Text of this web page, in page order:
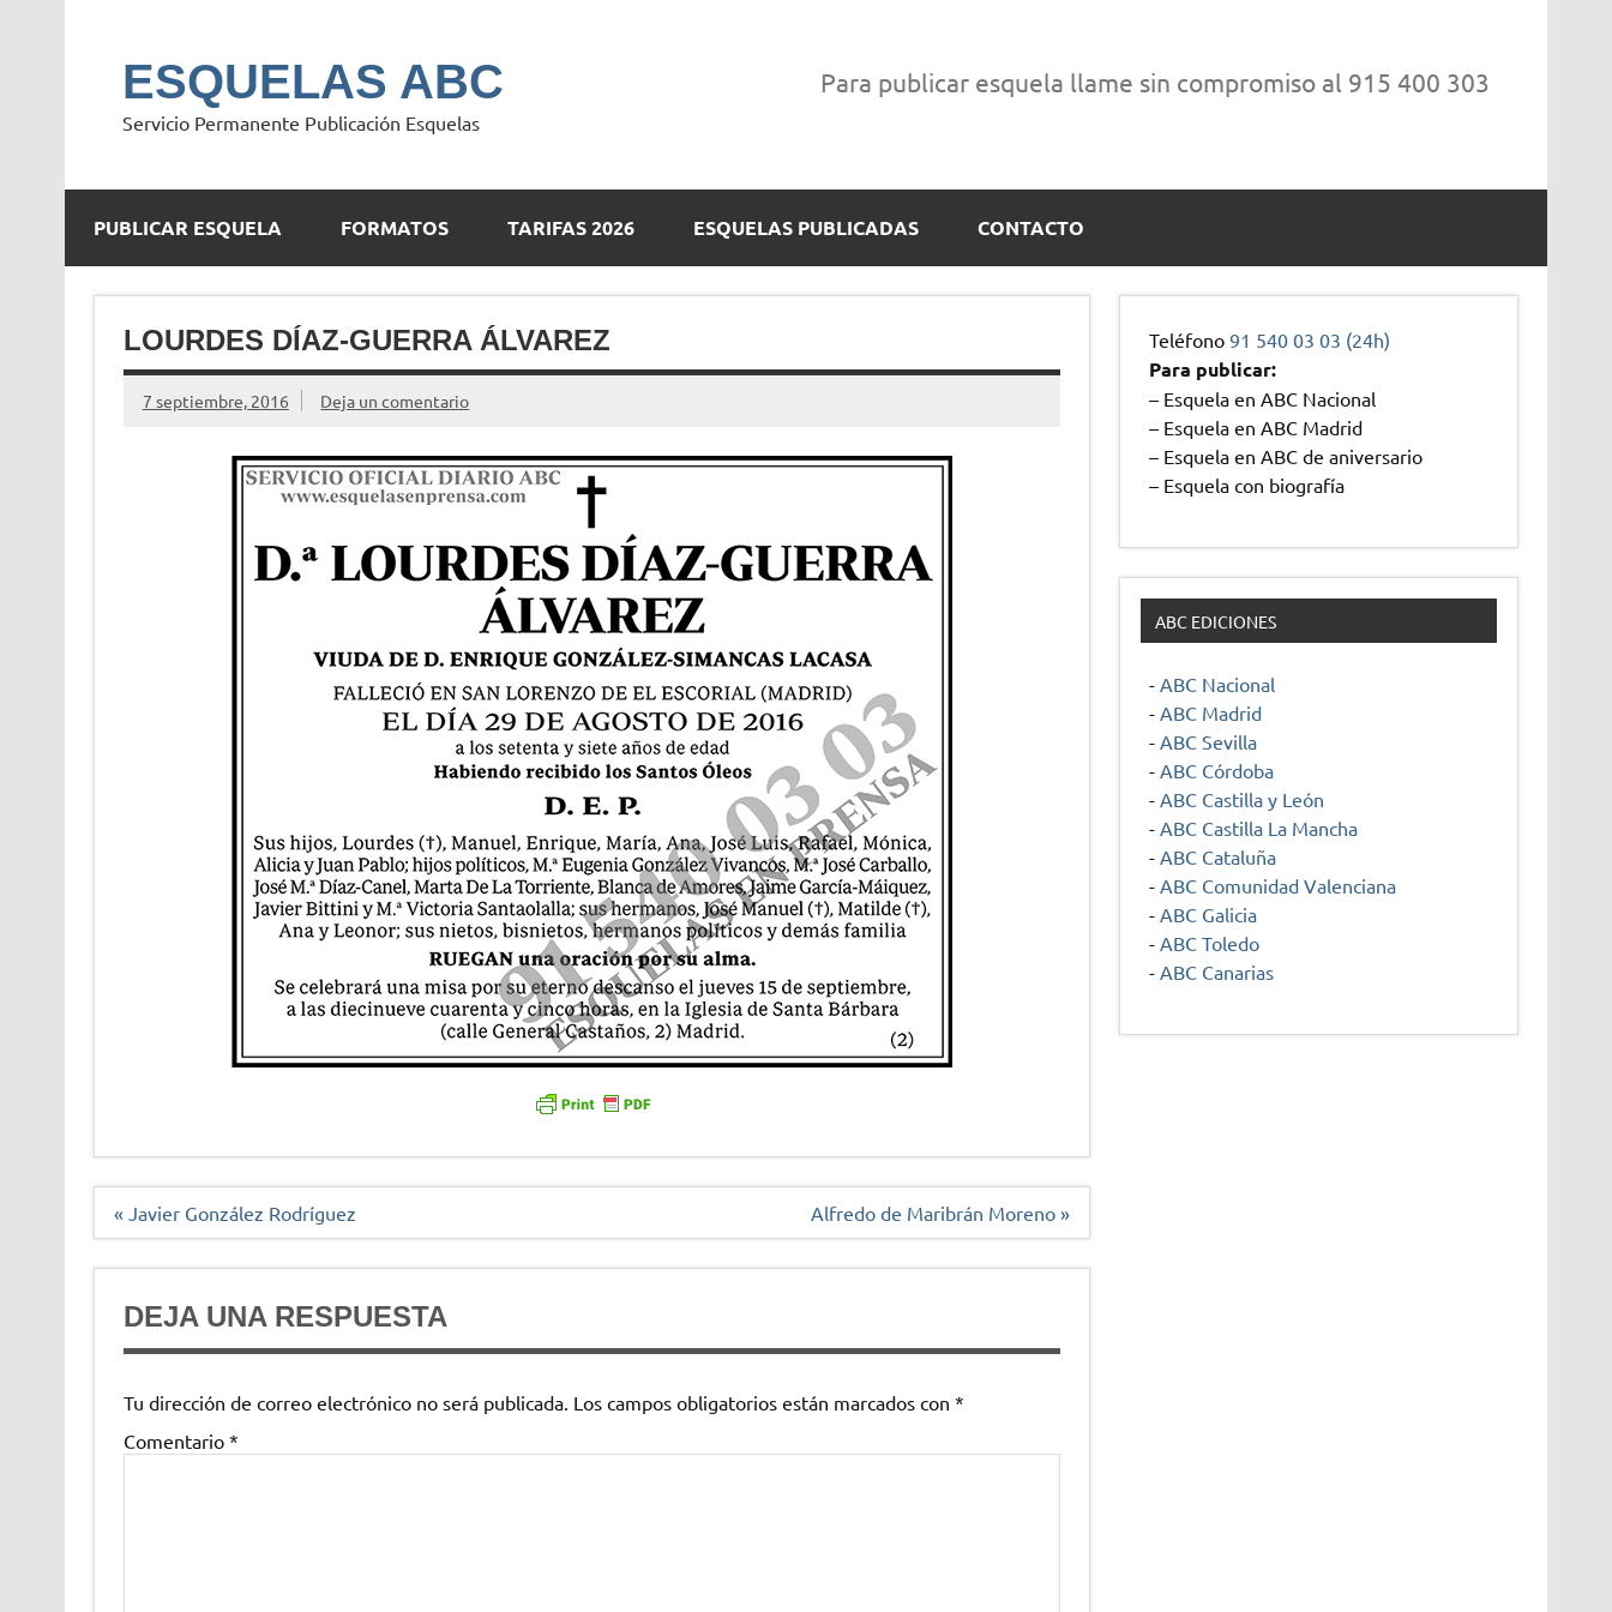
ESQUELAS ABC
Servicio Permanente Publicación Esquelas
Para publicar esquela llame sin compromiso al 915 400 303
PUBLICAR ESQUELA FORMATOS TARIFAS 2026 ESQUELAS PUBLICADAS CONTACTO
LOURDES DÍAZ-GUERRA ÁLVAREZ
7 septiembre, 2016 Deja un comentario
Navegación
« Javier González Rodríguez Alfredo de Maribrán Moreno »
DEJA UNA RESPUESTA
Tu dirección de correo electrónico no será publicada. Los campos obligatorios están marcados con *
Comentario *
Teléfono91 540 03 03 (24h)
Para publicar:
– Esquela en ABC Nacional
– Esquela en ABC Madrid
– Esquela en ABC de aniversario
– Esquela con biografía
ABC EDICIONES
- ABC Nacional
- ABC Madrid
- ABC Sevilla
- ABC Córdoba
- ABC Castilla y León
- ABC Castilla La Mancha
- ABC Cataluña
- ABC Comunidad Valenciana
- ABC Galicia
- ABC Toledo
- ABC Canarias